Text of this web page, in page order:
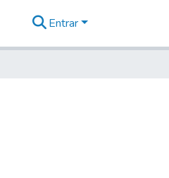
Entrar